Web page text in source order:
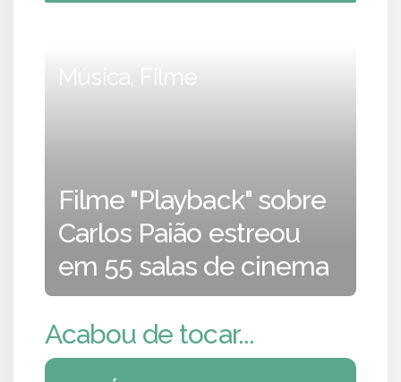
Música, Filme
Filme "Playback" sobre
Carlos Paião estreou
em 55 salas de cinema
Acabou de tocar...